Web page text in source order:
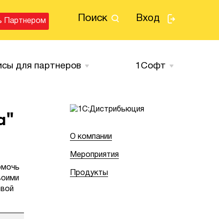
Поиск Вход
Партнером
для партнеров 1Cофт
О компании
Мероприятия
Продукты